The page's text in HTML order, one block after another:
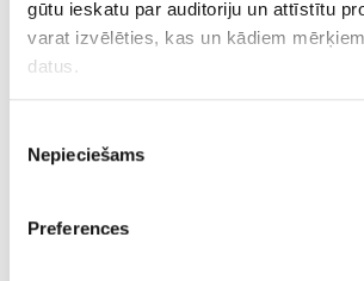
gūtu ieskatu par auditoriju un attīstītu
varat izvēlēties, kas un kādiem
datus.
apkopot informāciju par jūsu
Identificēt ierīci, veicot aktīvu
izvēle
Nepieciešams
Preferences
Atstāt atsauksmi
Līdzīgi produkti un